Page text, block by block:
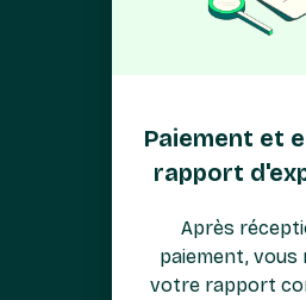
Paiement et
rapport
Après
paiement, vous
votre rapport